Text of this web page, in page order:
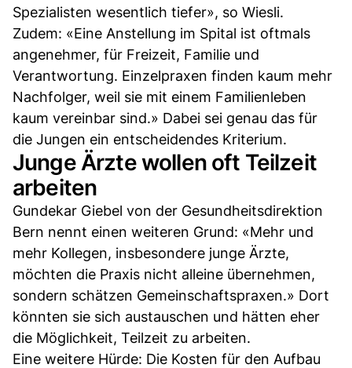
Spezialisten wesentlich tiefer», so Wiesli.
Zudem: «Eine Anstellung im Spital ist oftmals
angenehmer, für Freizeit, Familie und
Verantwortung. Einzelpraxen finden kaum mehr
Nachfolger, weil sie mit einem Familienleben
kaum vereinbar sind.» Dabei sei genau das für
die Jungen ein entscheidendes Kriterium.
Junge Ärzte wollen oft Teilzeit
arbeiten
Gundekar Giebel von der Gesundheitsdirektion
Bern nennt einen weiteren Grund: «Mehr und
mehr Kollegen, insbesondere junge Ärzte,
möchten die Praxis nicht alleine übernehmen,
sondern schätzen Gemeinschaftspraxen.» Dort
könnten sie sich austauschen und hätten eher
die Möglichkeit, Teilzeit zu arbeiten.
Eine weitere Hürde: Die Kosten für den Aufbau